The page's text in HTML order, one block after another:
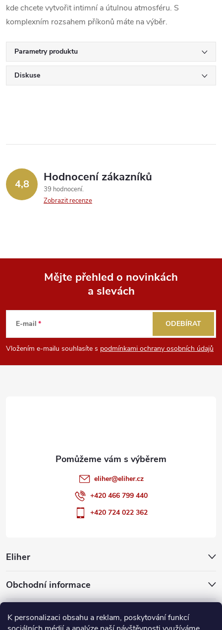
K personalizaci obsahu a reklam, poskytování funkcí
kde chcete vytvořit intimní a útulnou atmosféru. S
komplexním rozsahem příkonů máte na výběr.
Parametry produktu
Diskuse
4,8 Hodnocení zákazníků
39 hodnocení
Zobrazit recenze
p
a
Mějte přehled o novinkách
a slevách
E-mail
Vložením e-mailu souhlasíte s podmínkami ochrany osobních údajů
ODEBÍRAT
Eliher
Obchodní informace
Partnerské weby
eliher@eliher.cz
+420 466 799 440
+420 724 022 362